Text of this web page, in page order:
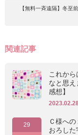
【無料一斉遠隔】冬至
関連記事
これか
なと思え
感想】
29
Ｃ様へ
おろし